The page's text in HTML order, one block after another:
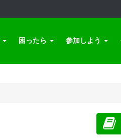
困ったら 参加しよう